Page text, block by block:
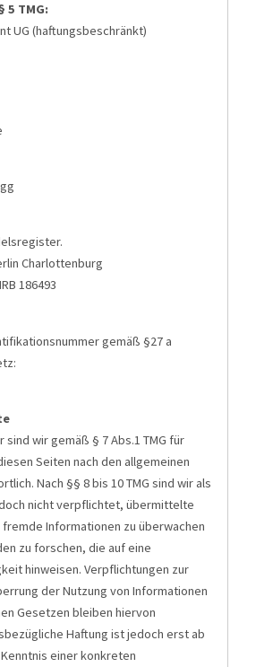
5 TMG:
UG (haftungsbeschränkt)
Charlottenburg
186493
gemäß §27 a
wir gemäß § 7 Abs.1 TMG für
Seiten nach den allgemeinen
Nach §§ 8 bis 10 TMG sind wir als
nicht verpflichtet, übermittelte
Informationen zu überwachen
zu forschen, die auf eine
hinweisen. Verpflichtungen zur
der Nutzung von Informationen
Gesetzen bleiben hiervon
Haftung ist jedoch erst ab
einer konkreten